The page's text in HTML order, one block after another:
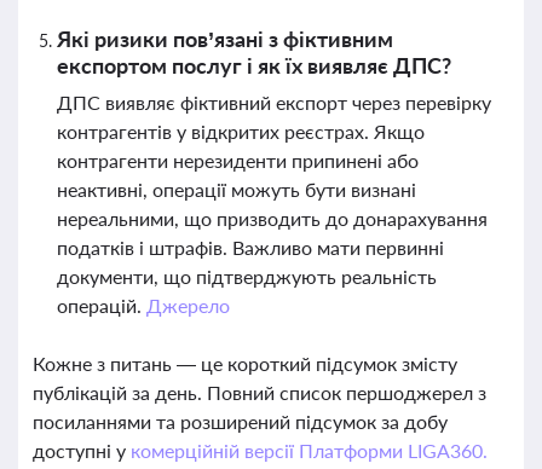
Які ризики пов’язані з фіктивним
експортом послуг і як їх виявляє ДПС?
ДПС виявляє фіктивний експорт через перевірку
контрагентів у відкритих реєстрах. Якщо
контрагенти нерезиденти припинені або
неактивні, операції можуть бути визнані
нереальними, що призводить до донарахування
податків і штрафів. Важливо мати первинні
документи, що підтверджують реальність
операцій. Джерело
Кожне з питань — це короткий підсумок змісту
публікацій за день. Повний список першоджерел з
посиланнями та розширений підсумок за добу
доступні у комерційній версії Платформи LIGA360.